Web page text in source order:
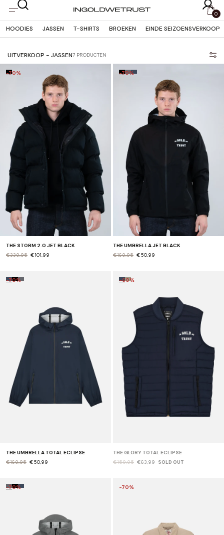
OVERSLAAN
NAAR
0
HOODIES JASSEN T-SHIRTS BROEKEN EINDE SEIZOENSVERKOOP
UITVERKOOP - JASSEN7 PRODUCTEN
-70%
THE STORM 2.0 JET BLACK
€339,95 €101,99
-70%
THE UMBRELLA JET BLACK
€169,95 €50,99
-70%
THE UMBRELLA TOTAL ECLIPSE
€169,95 €50,99
-60%
THE GLORY TOTAL ECLIPSE
€159,95 €63,99 SOLD OUT
-70% -70%